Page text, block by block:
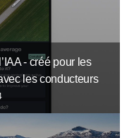
- créé pour les
les conducteurs